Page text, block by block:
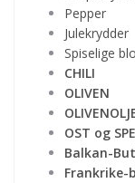
Pepper
Julekrydder
Spiselige
CHILI
OLIVEN
OST og
Balkan-
Frankrike-